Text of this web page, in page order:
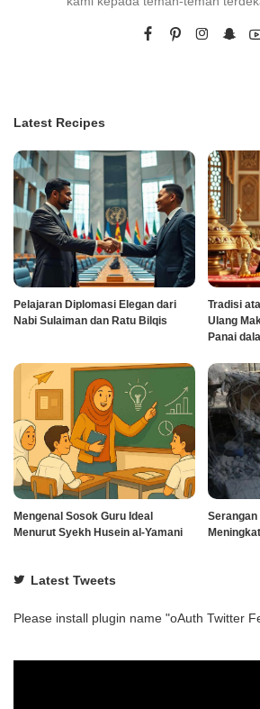
Latest Recipes
Pelajaran Diplomasi Elegan dari
Nabi Sulaiman dan Ratu Bilqis
Tradisi
Ulang
Panai
Mengenal Sosok Guru Ideal
Menurut Syekh Husein al-Yamani
Serangan
Meningkat
Latest Tweets
Please install plugin name "oAuth Twitter